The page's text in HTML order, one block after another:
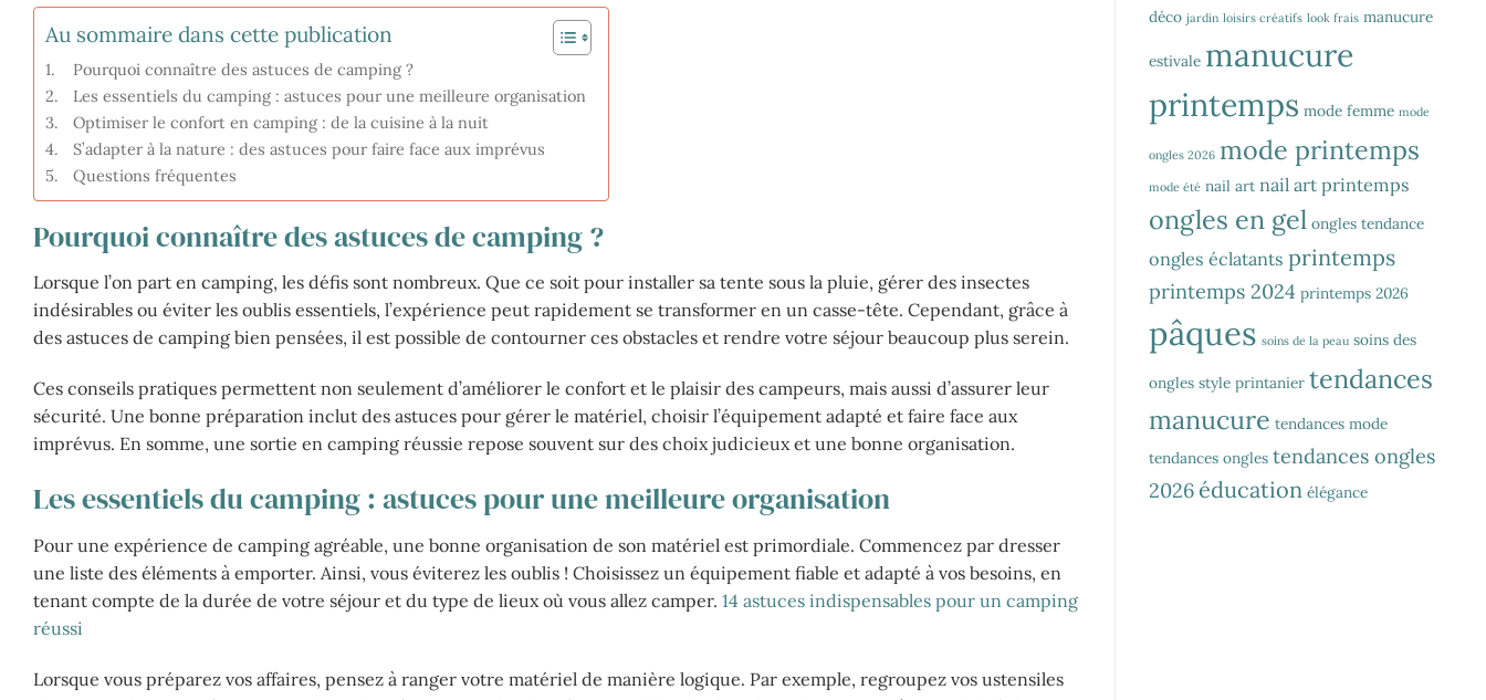
Au sommaire dans cette publication
Pourquoi connaître des astuces de camping ?
Les essentiels du camping : astuces pour une meilleure organisation
Optimiser le confort en camping : de la cuisine à la nuit
S’adapter à la nature : des astuces pour faire face aux imprévus
Questions fréquentes
Pourquoi connaître des astuces de camping ?
Lorsque l’on part en camping, les défis sont nombreux. Que ce soit pour installer sa tente sous la pluie, gérer des insectes
indésirables ou éviter les oublis essentiels, l’expérience peut rapidement se transformer en un casse-tête. Cependant, grâce à
des astuces de camping bien pensées, il est possible de contourner ces obstacles et rendre votre séjour beaucoup plus serein.
Ces conseils pratiques permettent non seulement d’améliorer le confort et le plaisir des campeurs, mais aussi d’assurer leur
sécurité. Une bonne préparation inclut des astuces pour gérer le matériel, choisir l’équipement adapté et faire face aux
imprévus. En somme, une sortie en camping réussie repose souvent sur des choix judicieux et une bonne organisation.
Les essentiels du camping : astuces pour une meilleure organisation
Pour une expérience de camping agréable, une bonne organisation de son matériel est primordiale. Commencez par dresser
une liste des éléments à emporter. Ainsi, vous éviterez les oublis ! Choisissez un équipement fiable et adapté à vos besoins, en
tenant compte de la durée de votre séjour et du type de lieux où vous allez camper. 14 astuces indispensables pour un camping
réussi
Lorsque vous préparez vos affaires, pensez à ranger votre matériel de manière logique. Par exemple, regroupez vos ustensiles
déco jardin loisirs créatifs look frais manucure
estivale manucure
printemps mode femme mode
ongles 2026 mode printemps
mode été nail art nail art printemps
ongles en gel ongles tendance
ongles éclatants printemps
printemps 2024 printemps 2026
pâques soins de la peau soins des
ongles style printanier tendances
manucure tendances mode
tendances ongles tendances ongles
2026 éducation élégance